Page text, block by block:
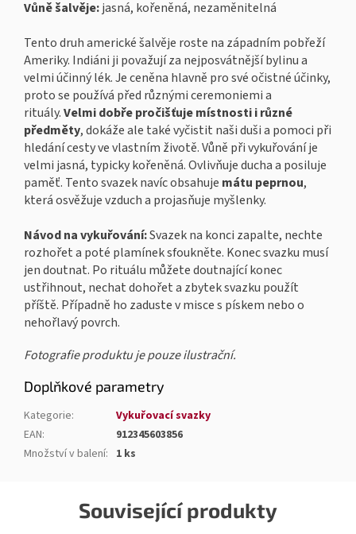
Související produkty
Vůně šalvěje:jasná, kořeněná, nezaměnitelná
Tento druh americké šalvěje roste na západním pobřeží
Ameriky. Indiáni ji považují za nejposvátnější bylinu a
velmi účinný lék. Je ceněna hlavně pro své očistné účinky,
proto se používá před různými ceremoniemi a
rituály.Velmi dobře pročišťuje místnosti i různé
předměty, dokáže ale také vyčistit naši duši a pomoci při
hledání cesty ve vlastním životě. Vůně při vykuřování je
velmi jasná, typicky kořeněná. Ovlivňuje ducha a posiluje
paměť. Tento svazek navíc obsahuje mátu peprnou,
která osvěžuje vzduch a projasňuje myšlenky.
Návod na vykuřování:Svazek na konci zapalte, nechte
rozhořet a poté plamínek sfoukněte. Konec svazku musí
jen doutnat. Po rituálu můžete doutnající konec
ustřihnout, nechat dohořet a zbytek svazku použít
příště. Případně ho zaduste v misce s pískem nebo o
nehořlavý povrch.
Fotografie produktu je pouze ilustrační.
Doplňkové parametry
Kategorie:
Vykuřovací svazky
EAN:
912345603856
Množství v balení: 1 ks